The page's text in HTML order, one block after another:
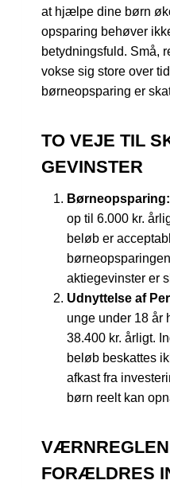
at hjælpe dine børn
opsparing behøver
betydningsfuld. Små,
vokse sig store over
børneopsparing er
TO VEJE TIL
GEVINSTER
Børneopsparing:
op til 6.000 kr.
beløb er
aktiegevinster er
Udnyttelse af
unge under 18 år
38.400 kr. årligt.
beløb beskattes
afkast fra
børn reelt kan
FORÆLDRES